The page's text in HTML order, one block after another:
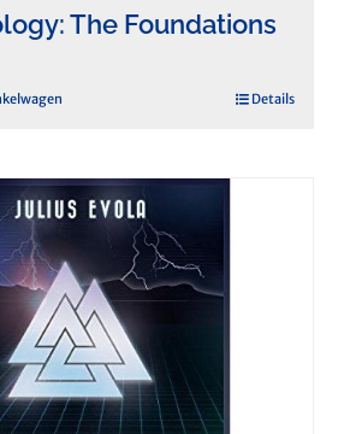
The Foundations
Details